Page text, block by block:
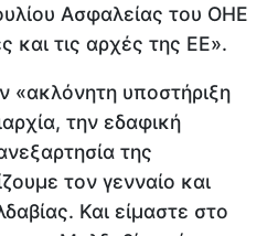
Ασφαλείας του ΟΗΕ
και τις αρχές της ΕΕ».
«ακλόνητη υποστήριξη
την εδαφική
της
τον γενναίο και
Και είμαστε στο